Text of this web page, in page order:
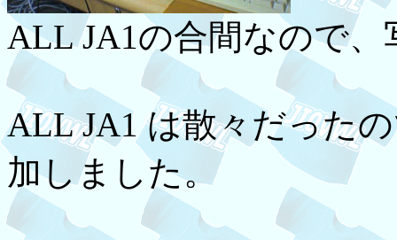
ALL JA1の合間なので
ALL JA1 は散々だった
加しました。